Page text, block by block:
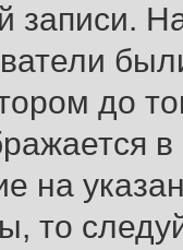
записи.
до
на
то